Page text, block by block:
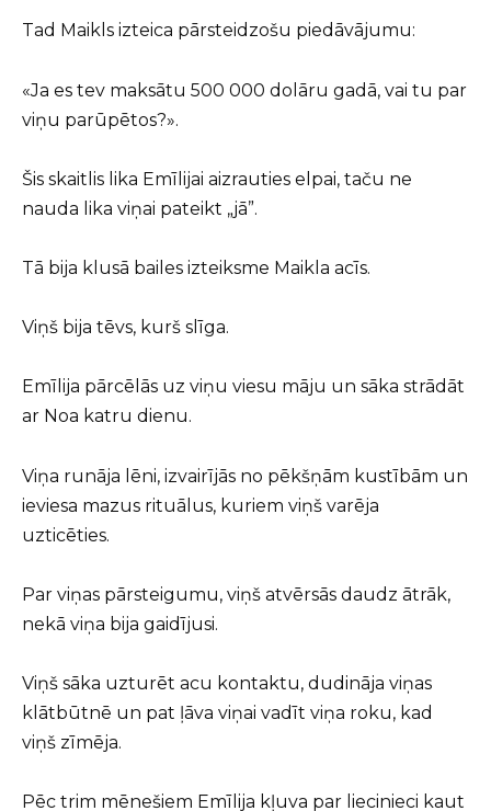
Tad Maikls izteica pārsteidzošu piedāvājumu:
«Ja es tev maksātu 500 000 dolāru gadā, vai tu par
viņu parūpētos?».
Šis skaitlis lika Emīlijai aizrauties elpai, taču ne
nauda lika viņai pateikt „jā”.
Tā bija klusā bailes izteiksme Maikla acīs.
Viņš bija tēvs, kurš slīga.
Emīlija pārcēlās uz viņu viesu māju un sāka strādāt
ar Noa katru dienu.
Viņa runāja lēni, izvairījās no pēkšņām kustībām un
ieviesa mazus rituālus, kuriem viņš varēja
uzticēties.
Par viņas pārsteigumu, viņš atvērsās daudz ātrāk,
nekā viņa bija gaidījusi.
Viņš sāka uzturēt acu kontaktu, dudināja viņas
klātbūtnē un pat ļāva viņai vadīt viņa roku, kad
viņš zīmēja.
Pēc trim mēnešiem Emīlija kļuva par liecinieci kaut